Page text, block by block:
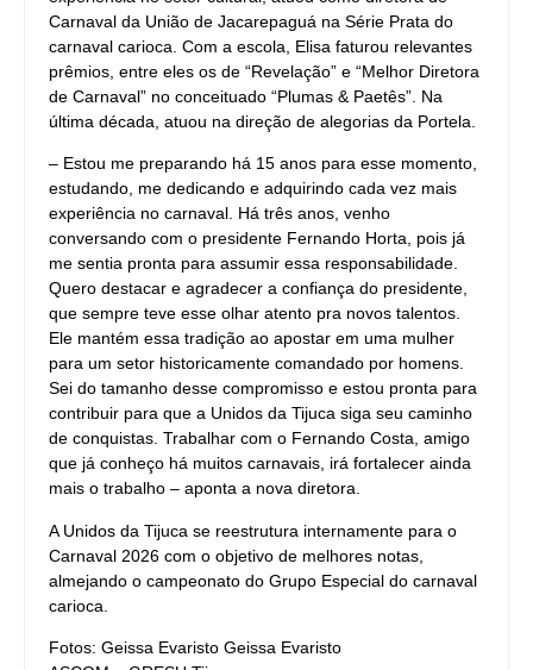
Carnaval da União de Jacarepaguá na Série Prata do
carnaval carioca. Com a escola, Elisa faturou relevantes
prêmios, entre eles os de “Revelação” e “Melhor Diretora
de Carnaval” no conceituado “Plumas & Paetês”. Na
última década, atuou na direção de alegorias da Portela.
– Estou me preparando há 15 anos para esse momento,
estudando, me dedicando e adquirindo cada vez mais
experiência no carnaval. Há três anos, venho
conversando com o presidente Fernando Horta, pois já
me sentia pronta para assumir essa responsabilidade.
Quero destacar e agradecer a confiança do presidente,
que sempre teve esse olhar atento pra novos talentos.
Ele mantém essa tradição ao apostar em uma mulher
para um setor historicamente comandado por homens.
Sei do tamanho desse compromisso e estou pronta para
contribuir para que a Unidos da Tijuca siga seu caminho
de conquistas. Trabalhar com o Fernando Costa, amigo
que já conheço há muitos carnavais, irá fortalecer ainda
mais o trabalho – aponta a nova diretora.
A Unidos da Tijuca se reestrutura internamente para o
Carnaval 2026 com o objetivo de melhores notas,
almejando o campeonato do Grupo Especial do carnaval
carioca.
Fotos: Geissa Evaristo Geissa Evaristo